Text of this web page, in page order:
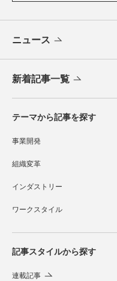
ニュース
新着記事一覧
テーマから記事を探す
事業開発
組織変革
インダストリー
ワークスタイル
記事スタイルから探す
連載記事